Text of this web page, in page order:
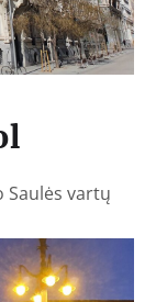
Saulės vartų